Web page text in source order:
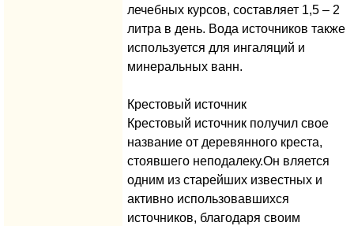
лечебных курсов, составляет 1,5 – 2
литра в день. Вода источников также
используется для ингаляций и
минеральных ванн.
Крестовый источник
Крестовый источник получил свое
название от деревянного креста,
стоявшего неподалеку.Он вляется
одним из старейших известных и
активно использовавшихся
источников, благодаря своим